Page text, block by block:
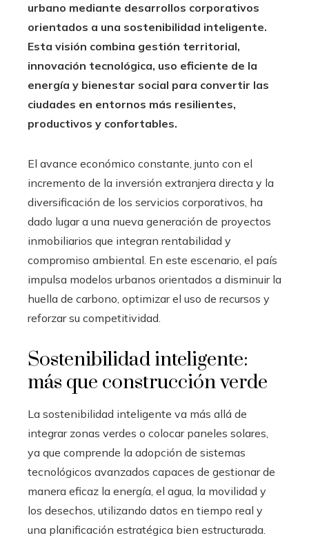
urbano mediante desarrollos corporativos
orientados a una sostenibilidad inteligente.
Esta visión combina gestión territorial,
innovación tecnológica, uso eficiente de la
energía y bienestar social para convertir las
ciudades en entornos más resilientes,
productivos y confortables.
El avance económico constante, junto con el
incremento de la inversión extranjera directa y la
diversificación de los servicios corporativos, ha
dado lugar a una nueva generación de proyectos
inmobiliarios que integran rentabilidad y
compromiso ambiental. En este escenario, el país
impulsa modelos urbanos orientados a disminuir la
huella de carbono, optimizar el uso de recursos y
reforzar su competitividad.
Sostenibilidad inteligente:
más que construcción verde
La sostenibilidad inteligente va más allá de
integrar zonas verdes o colocar paneles solares,
ya que comprende la adopción de sistemas
tecnológicos avanzados capaces de gestionar de
manera eficaz la energía, el agua, la movilidad y
los desechos, utilizando datos en tiempo real y
una planificación estratégica bien estructurada.